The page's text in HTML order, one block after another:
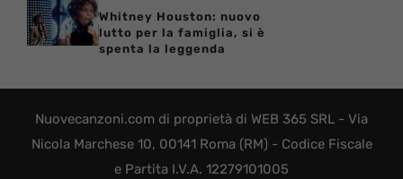
Whitney Houston: nuovo
lutto per la famiglia, si è
spenta la leggenda
Nuovecanzoni.com di proprietà di WEB 365 SRL - Via
Nicola Marchese 10, 00141 Roma (RM) - Codice Fiscale
e Partita I.V.A. 12279101005